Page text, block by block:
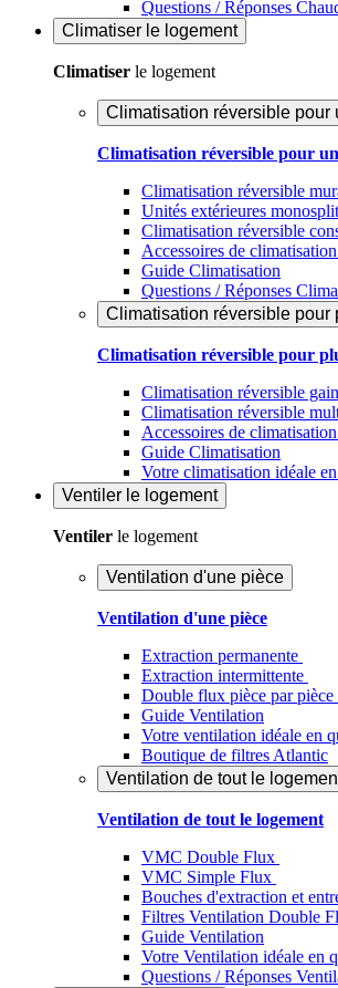
Questions / Réponses
Climatiser le logement
Climatiser le logement
Climatisation réversible pour
Climatisation réversible pour
Climatisation réversible
Unités extérieures monosplit
Climatisation réversible
Accessoires de
Guide Climatisation
Questions / Réponses
Climatisation réversible pour
Climatisation réversible pour
Climatisation réversible
Climatisation réversible
Accessoires de
Guide Climatisation
Votre climatisation idéale
Ventiler le logement
Ventiler le logement
Ventilation d'une pièce
Ventilation d'une pièce
Extraction permanente
Extraction intermittente
Double flux pièce par pièce
Guide Ventilation
Votre ventilation idéale en
Boutique de filtres Atlantic
Ventilation de tout le
Ventilation de tout le logement
VMC Double Flux
VMC Simple Flux
Bouches d'extraction et
Filtres Ventilation Double
Guide Ventilation
Votre Ventilation idéale en
Questions / Réponses